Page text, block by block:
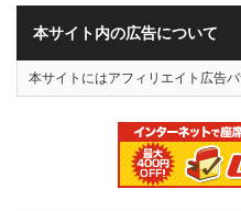
本サイト内の広告について
本サイトにはアフィリエイト広告